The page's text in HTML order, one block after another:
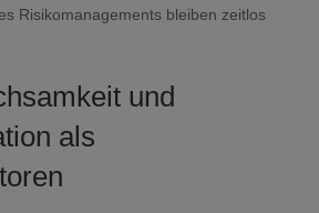
Risikomanagements bleiben zeitlos
und
als